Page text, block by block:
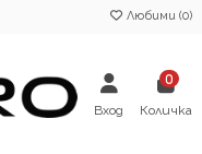
Любими (0)
Вход
0
Количка